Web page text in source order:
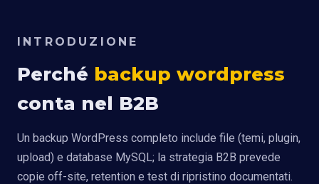
INTRODUZIONE
Perché backup wordpress
conta nel B2B
Un backup WordPress completo include file (temi, plugin,
upload) e database MySQL; la strategia B2B prevede
copie off-site, retention e test di ripristino documentati.